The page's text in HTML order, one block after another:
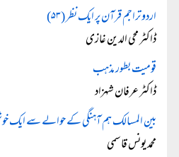
اردو تراجم قرآن پر ایک نظر (۵۳)
ڈاکٹر محی الدین غازی
قومیت بطور مذہب
ڈاکٹر عرفان شہزاد
بین المسالک ہم آہنگی کے حوالے سے ایک
محمد یونس قاسمی